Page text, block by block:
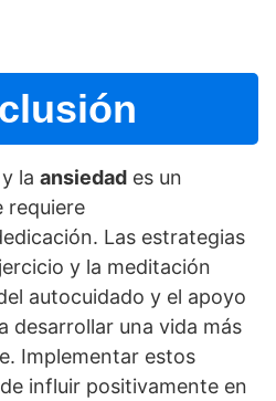
y la ansiedad es un
requiere
Las estrategias
y la meditación
autocuidado y el apoyo
desarrollar una vida más
Implementar estos
influir positivamente en